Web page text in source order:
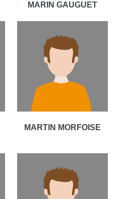
MARIN GAUGUET
MARTIN MORFOISE